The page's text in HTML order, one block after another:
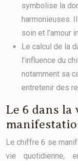
symbolise la
harmonieuses.
soin et l’amour
Le calcul de la
l’influence du
notamment sa
entretenir des
Le 6 dans
Le chiffre 6 se
vie quotidienne,